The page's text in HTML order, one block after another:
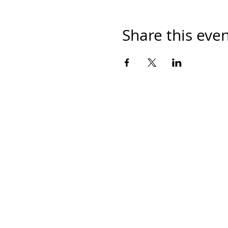
Share this